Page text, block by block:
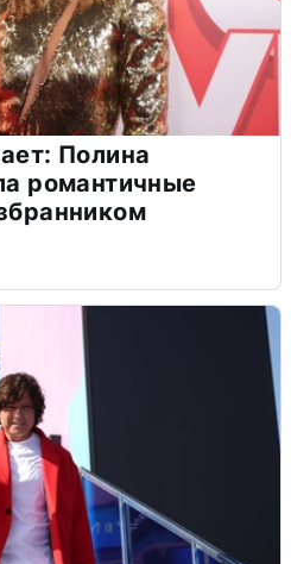
Полина
романтичные